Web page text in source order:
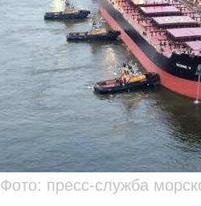
Фото: пресс-служба